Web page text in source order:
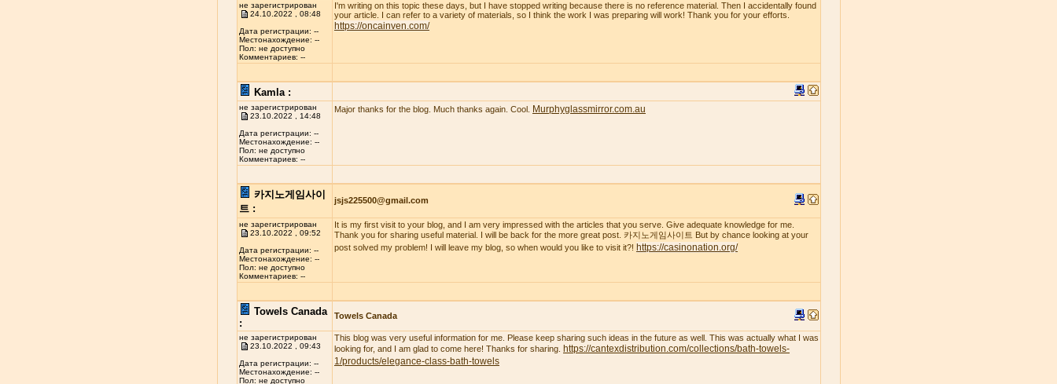
не зарегистрирован
24.10.2022 , 08:48
Дата регистрации: --
Местонахождение: --
Пол: не доступно
Комментариев: --
I'm writing on this topic these days, but I have stopped writing because there is no reference material. Then I accidentally found
your article. I can refer to a variety of materials, so I think the work I was preparing will work! Thank you for your efforts.
https://oncainven.com/
Kamla :
не зарегистрирован
23.10.2022 , 14:48
Дата регистрации: --
Местонахождение: --
Пол: не доступно
Комментариев: --
Major thanks for the blog. Much thanks again. Cool. Murphyglassmirror.com.au
카지노게임사이
트 :
jsjs225500@gmail.com
не зарегистрирован
23.10.2022 , 09:52
Дата регистрации: --
Местонахождение: --
Пол: не доступно
Комментариев: --
It is my first visit to your blog, and I am very impressed with the articles that you serve. Give adequate knowledge for me.
Thank you for sharing useful material. I will be back for the more great post. 카지노게임사이트 But by chance looking at your
post solved my problem! I will leave my blog, so when would you like to visit it?! https://casinonation.org/
Towels Canada
:
Towels Canada
не зарегистрирован
23.10.2022 , 09:43
Дата регистрации: --
Местонахождение: --
Пол: не доступно
This blog was very useful information for me. Please keep sharing such ideas in the future as well. This was actually what I was
looking for, and I am glad to come here! Thanks for sharing.
https://cantexdistribution.com/collections/bath-towels-
1/products/elegance-class-bath-towels